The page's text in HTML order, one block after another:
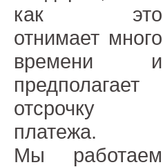
как это
отнимает много
времени и
предполагает
отсрочку
платежа.
Мы работаем